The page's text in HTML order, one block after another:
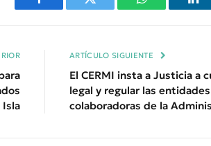
Facebook Twitter WhatsApp
Isla
ARTÍCULO SIGUIENTE
El CERMI insta a Justicia a
legal y regular las
colaboradoras de la